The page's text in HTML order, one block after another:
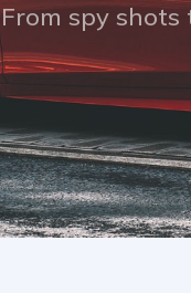
From spy shots